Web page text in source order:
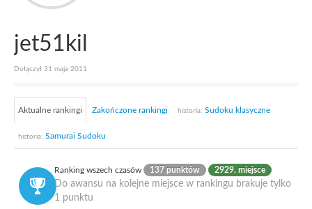
Rankingi
Gracze
jet51kil
Dołączył 31 maja 2011
Aktualne rankingi Zakończone rankingi historia: Sudoku klasyczne
historia: Samurai Sudoku
Ranking wszech czasów 137 punktów 2929. miejsce
Do awansu na kolejne miejsce w rankingu brakuje tylko
1 punktu